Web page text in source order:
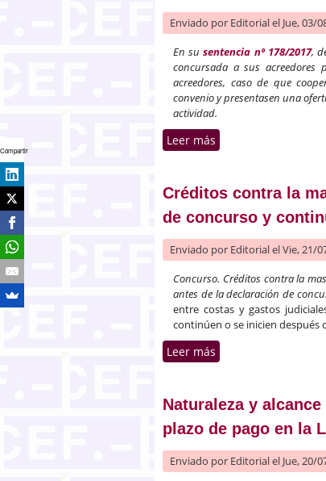
Enviado por Editorialel Jue, 03/
En susentencia nº 178/2017,
concursada a sus acreedores
acreedores, caso de que
convenio y presentasen una
actividad.
Leer más
Créditos contra la
de concurso y
Enviado por Editorialel Vie, 21/
Concurso. Créditos contra la
antes de la declaración de
entre costas y gastos
continúen o se inicien después
Leer más
Naturaleza y
plazo de pago en la
Enviado por Editorialel Jue, 20/
Compartir